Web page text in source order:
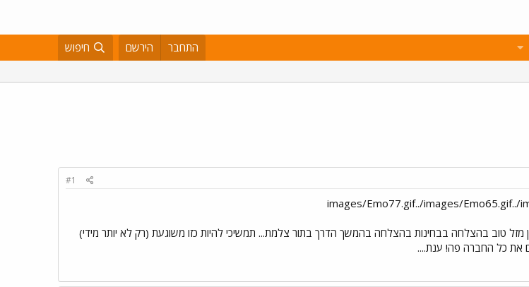
התחבר הירשם חיפוש
#1
טוב בהצלחה בבחינות בהצלחה בהמשך הדרך בתור צלמת... תמשיכי להיות כזו משוגעת (רק לא יותר מידי)
את כל החברה פה! ענת....